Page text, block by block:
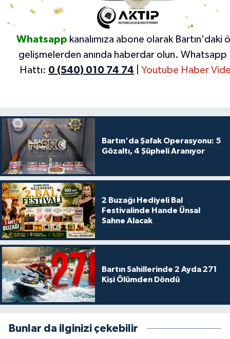
Whatsapp kanalımıza abone olarak Bartın'daki
gelişmelerden anında haberdar olun. Whatsapp
Hattı: 0 (540) 010 74 74 |Youtube Haber
Bartın'da Şafak Operasyonu: 5
Gözaltı, 4 Şüpheli Aranıyor
2 Buzağı Hediyeli Bal
Festivalinde Hande Ünsal
Sahne Alacak
Bartın Sahillerinde 2 Ayda 271
Kişi Ölümden Döndü
Bunlar da ilginizi çekebilir